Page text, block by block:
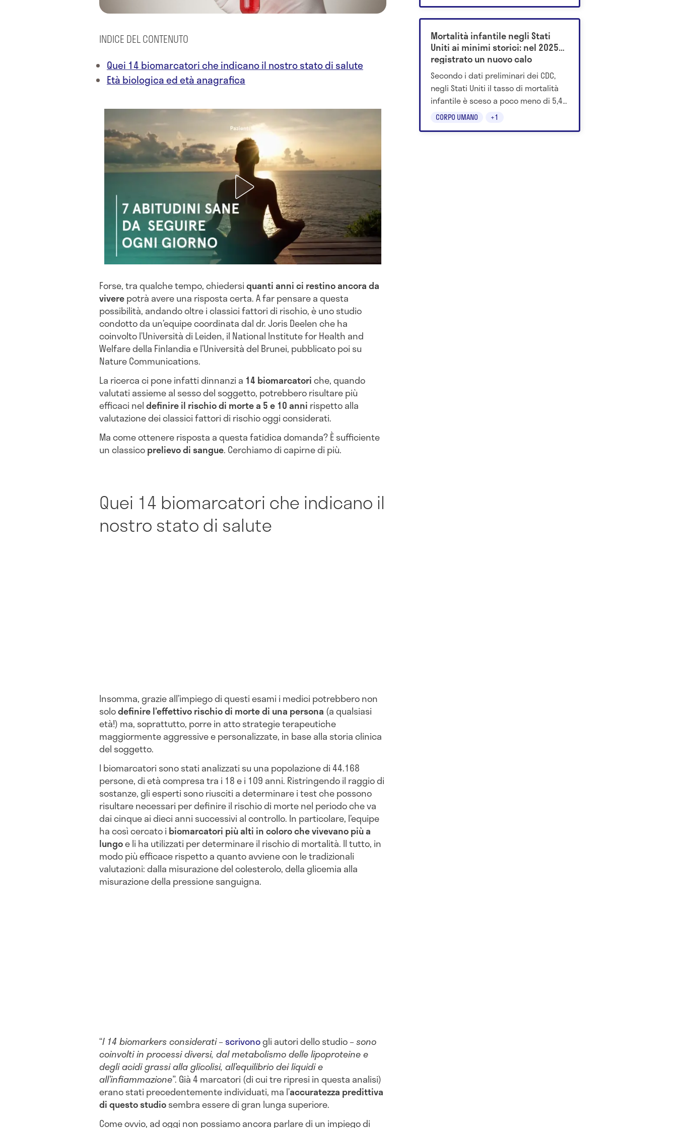
INDICE DEL CONTENUTO
Quei 14 biomarcatori che indicano il nostro stato di salute
Età biologica ed età anagrafica
Forse, tra qualche tempo, chiedersiquanti anni ci restino ancora da
viverepotrà avere una risposta certa. A far pensare a questa
possibilità, andando oltre i classici fattori di rischio, è uno studio
condotto da un’equipe coordinata dal dr. Joris Deelen che ha
coinvolto l’Università di Leiden, il National Institute for Health and
Welfare della Finlandia e l’Università del Brunei, pubblicato poi su
Nature Communications.
La ricerca ci pone infatti dinnanzi a 14 biomarcatoriche, quando
valutati assieme al sesso del soggetto, potrebbero risultare più
efficaci neldefinire il rischio di morte a 5 e 10 anni rispetto alla
valutazione dei classici fattori di rischio oggi considerati.
Ma come ottenere risposta a questa fatidica domanda? È sufficiente
un classicoprelievo di sangue. Cerchiamo di capirne di più.
Quei 14 biomarcatori che indicano il
nostro stato di salute
Insomma, grazie all’impiego di questi esami i medici potrebbero non
solodefinire l’effettivo rischio di morte di una persona (a qualsiasi
età!) ma, soprattutto, porre in atto strategie terapeutiche
maggiormente aggressive e personalizzate, in base alla storia clinica
del soggetto.
I biomarcatori sono stati analizzati su una popolazione di 44.168
persone, di età compresa tra i 18 e i 109 anni. Ristringendo il raggio di
sostanze, gli esperti sono riusciti a determinare i test che possono
risultare necessari per definire il rischio di morte nel periodo che va
dai cinque ai dieci anni successivi al controllo. In particolare, l’equipe
ha così cercato i biomarcatori più alti in coloro che vivevano più a
lungoe li ha utilizzati per determinare il rischio di mortalità. Il tutto, in
modo più efficace rispetto a quanto avviene con le tradizionali
valutazioni: dalla misurazione del colesterolo, della glicemia alla
misurazione della pressione sanguigna.
“I 14 biomarkers considerati– scrivonogli autori dello studio –sono
coinvolti in processi diversi, dal metabolismo delle lipoproteine e
degli acidi grassi alla glicolisi, all’equilibrio dei liquidi e
all’infiammazione”. Già 4 marcatori (di cui tre ripresi in questa analisi)
erano stati precedentemente individuati, ma l’accuratezza predittiva
di questo studiosembra essere di gran lunga superiore.
Come ovvio, ad oggi non possiamo ancora parlare di un impiego di
CORPO UMANO +1
Mortalità infantile negli Stati
Uniti ai minimi storici: nel 2025
registrato un nuovo calo
Secondo i dati preliminari dei CDC,
negli Stati Uniti il tasso di mortalità
infantile è sceso a poco meno di 5,4
decessi ogni 1.000 nati vivi. Scopri